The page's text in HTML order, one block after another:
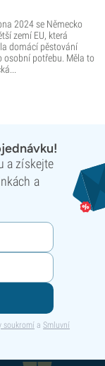
2024 se Německo
zemí EU, která
domácí pěstování
osobní potřebu. Měla to
a získejte
a
soukromí a Smluvní